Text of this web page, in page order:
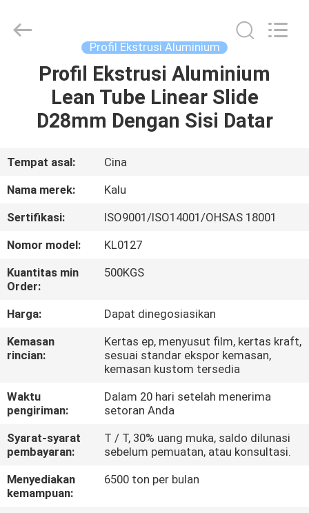
RUMAH
PRODUK
TAMPILAN
VR
TENTANG
KAMI
TUR
PABRIK
KONTROL
KUALITAS
HUBUNGI
KAMI
BERITA
Rights
Profil Ekstrusi Aluminium
Profil Ekstrusi Aluminium
Lean Tube Linear Slide
D28mm Dengan Sisi Datar
Tempat asal:
Cina
Nama merek:
Kalu
Sertifikasi:
ISO9001/ISO14001/OHSAS 18001
Nomor model:
KL0127
Kuantitas min
Order:
500KGS
Harga:
Dapat dinegosiasikan
Kemasan
rincian:
Kertas ep, menyusut film, kertas kraft,
sesuai standar ekspor kemasan,
kemasan kustom tersedia
Waktu
pengiriman:
Dalam 20 hari setelah menerima
setoran Anda
Syarat-syarat
pembayaran:
T / T, 30% uang muka, saldo dilunasi
sebelum pemuatan, atau konsultasi.
Menyediakan
kemampuan:
6500 ton per bulan